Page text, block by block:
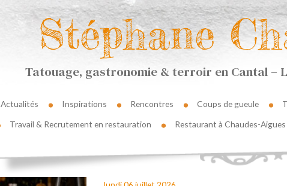
Stéphane
Tatouage, gastronomie & terroir en Cantal –
Actualités Inspirations Rencontres Coups de gueule
Travail & Recrutement en restauration
Restaurant à Chaudes-Aigues